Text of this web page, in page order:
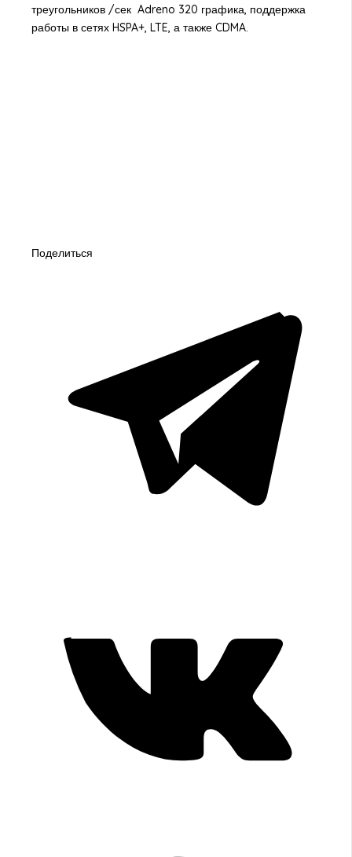
треугольников /сек Adreno 320 графика, поддержка
работы в сетях HSPA+, LTE, а также CDMA.
Поделиться